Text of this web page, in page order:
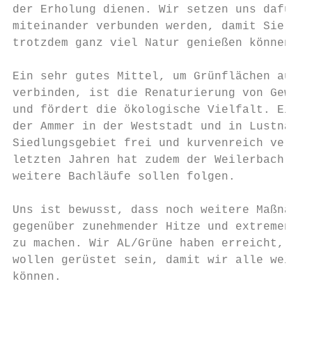
der Erholung dienen. Wir setzen uns dafür
miteinander verbunden werden, damit Sie
trotzdem ganz viel Natur genießen können
Ein sehr gutes Mittel, um Grünflächen auf
verbinden, ist die Renaturierung von
und fördert die ökologische Vielfalt. Ein
der Ammer in der Weststadt und in
Siedlungsgebiet frei und kurvenreich
letzten Jahren hat zudem der Weilerbach
weitere Bachläufe sollen folgen.
Uns ist bewusst, dass noch weitere
gegenüber zunehmender Hitze und extremen
zu machen. Wir AL/Grüne haben erreicht,
wollen gerüstet sein, damit wir alle
können.